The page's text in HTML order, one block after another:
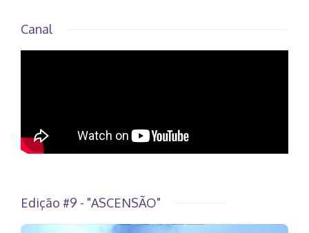
Canal
Edição #9 - "ASCENSÃO"